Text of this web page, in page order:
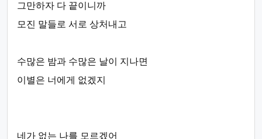
그만하자 다 끝이니까
모진 말들로 서로 상처내고
수많은 밤과 수많은 날이 지나면
이별은 너에게 없겠지
네가 없는 나를 모르겠어